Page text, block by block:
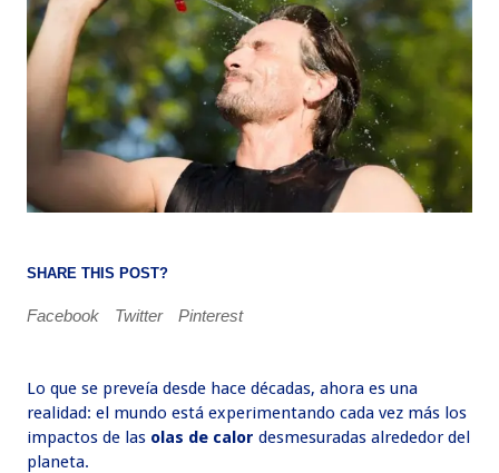
SHARE THIS POST?
Facebook Twitter Pinterest
Lo que se preveía desde hace décadas, ahora es una
realidad: el mundo está experimentando cada vez más los
impactos de las olas de calor desmesuradas alrededor del
planeta.